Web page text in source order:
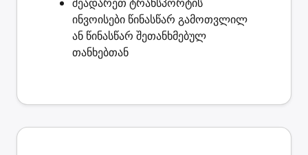
ინვოისები წინასწარ გამოთვლილ
ან წინასწარ შეთანხმებულ
თანხებთან